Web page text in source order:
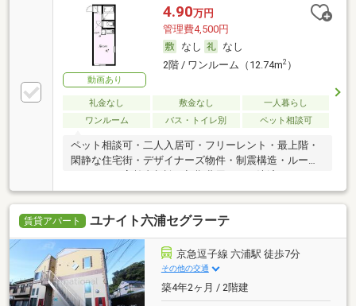
動画あり
4.90万円
管理費4,500円
なし
なし
2階 / ワンルーム（12.74m2）
礼金なし 敷金なし
一人暮らし
ワンルーム
バス・トイレ別 ペット相談可
ペット相談可・二人入居可・フリーレント・最上階・
閑静な住宅街・デザイナーズ物件・制震構造・ルーム
賃貸アパート ユナイト六浦セグラーテ
京急逗子線 六浦駅 徒歩7分
その他の交通
築4年2ヶ月 / 2階建